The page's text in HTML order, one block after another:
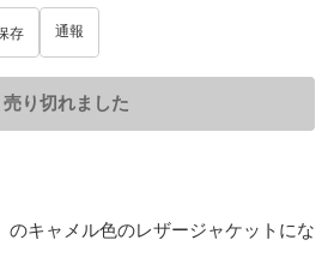
存 通報
売り切れました
のキャメル色のレザージャケットにな